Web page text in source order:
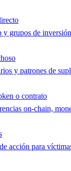
y grupos de
y patrones de
o contrato
on-chain,
acción para